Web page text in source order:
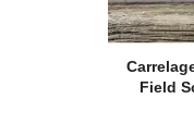
Field